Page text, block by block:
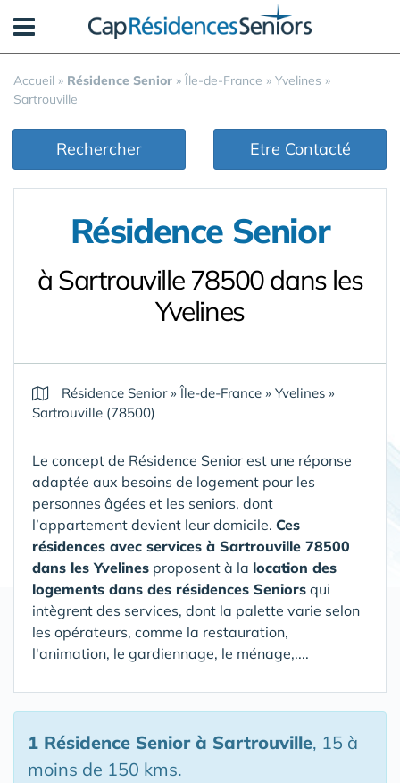
Accueil » Résidence Senior » Île-de-France » Yvelines »
Sartrouville
Rechercher Etre Contacté
Résidence Senior
à Sartrouville 78500 dans les
Yvelines
Résidence Senior»Île-de-France » Yvelines »
Sartrouville (78500)
Le concept de Résidence Senior est une réponse
adaptée aux besoins de logement pour les
personnes âgées et les seniors, dont
l’appartement devient leur domicile. Ces
résidences avec services à Sartrouville 78500
dans les Yvelines proposent à la location des
logements dans des résidences Seniors qui
intègrent des services, dont la palette varie selon
les opérateurs, comme la restauration,
l'animation, le gardiennage, le ménage,....
1 Résidence Seniorà Sartrouville, 15 à
moins de 150 kms.